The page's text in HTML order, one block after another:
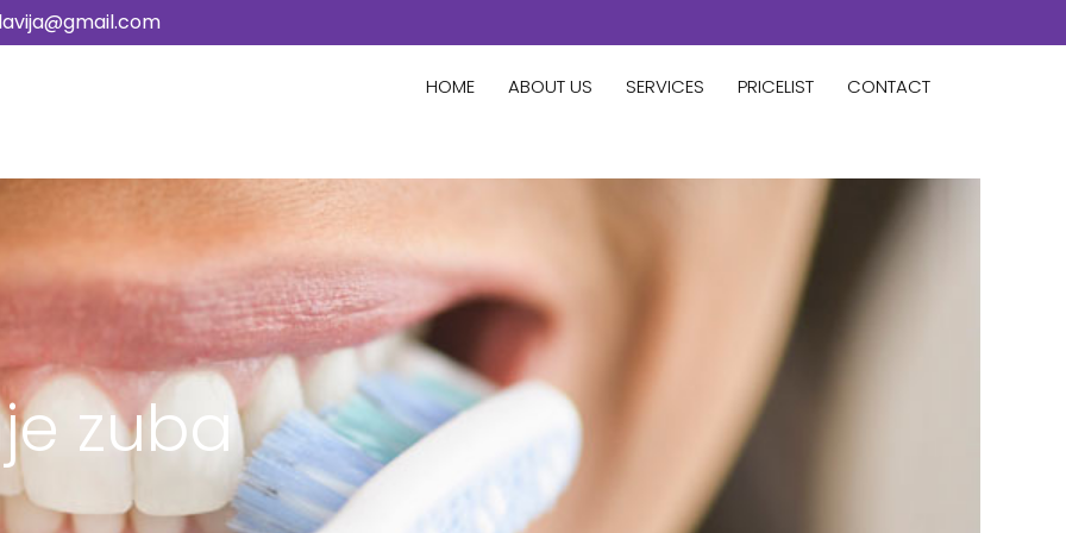
HOME ABOUT US SERVICES PRICELIST CONTACT
zuba